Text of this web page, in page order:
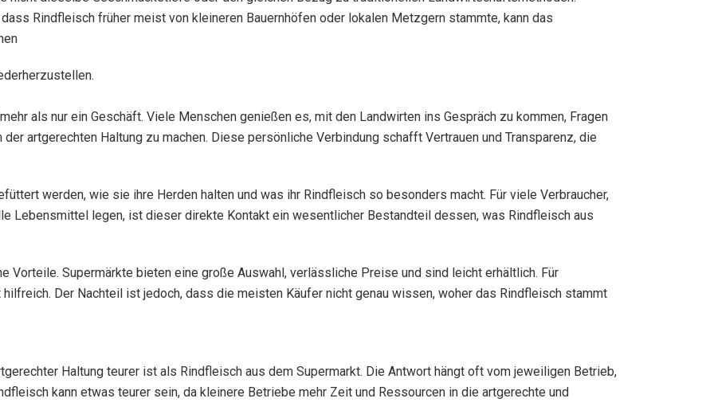
Rindfleisch früher meist von kleineren Bauernhöfen oder lokalen Metzgern stammte, kann das
als nur ein Geschäft. Viele Menschen genießen es, mit den Landwirten ins Gespräch zu kommen, Fragen
artgerechten Haltung zu machen. Diese persönliche Verbindung schafft Vertrauen und Transparenz, die
werden, wie sie ihre Herden halten und was ihr Rindfleisch so besonders macht. Für viele Verbraucher,
Lebensmittel legen, ist dieser direkte Kontakt ein wesentlicher Bestandteil dessen, was Rindfleisch aus
Vorteile. Supermärkte bieten eine große Auswahl, verlässliche Preise und sind leicht erhältlich. Für
Der Nachteil ist jedoch, dass die meisten Käufer nicht genau wissen, woher das Rindfleisch stammt
Haltung teurer ist als Rindfleisch aus dem Supermarkt. Die Antwort hängt oft vom jeweiligen Betrieb,
kann etwas teurer sein, da kleinere Betriebe mehr Zeit und Ressourcen in die artgerechte und